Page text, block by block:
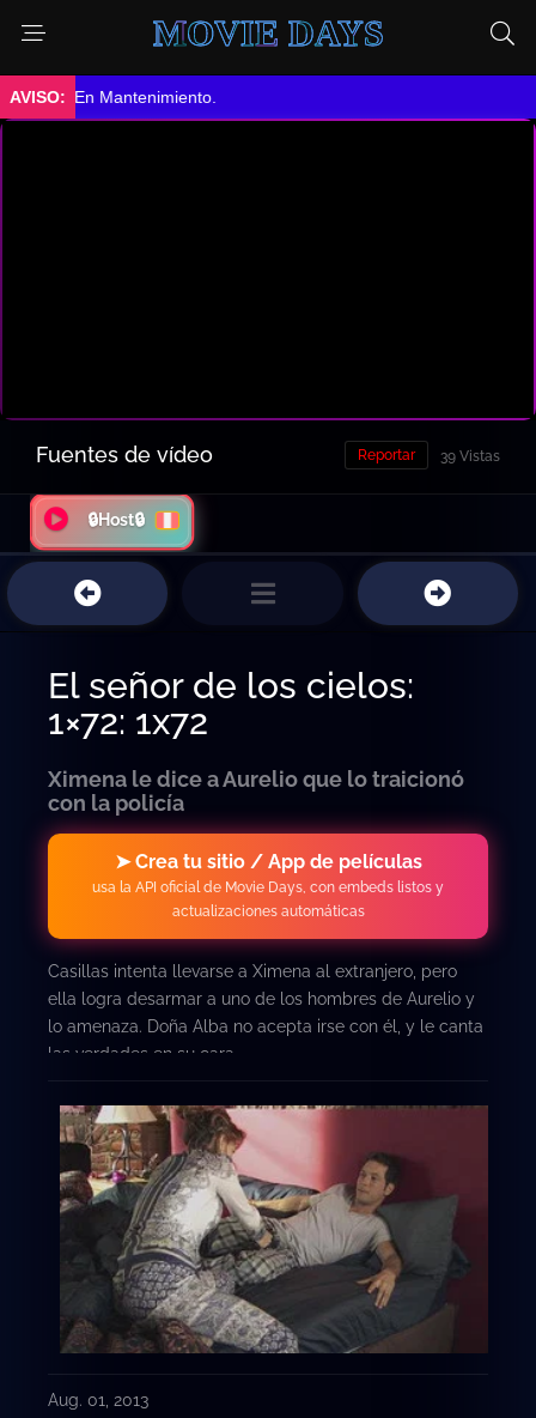
MOVIE DAYS
➤ En Mantenimiento.
Fuentes de vídeo 39 Vistas
Reportar
🔒Host🔒
El señor de los cielos:
1×72: 1x72
Ximena le dice a Aurelio que lo traicionó
con la policía
➤ Crea tu sitio / App de películas
usa la API oficial de Movie Days, con embeds listos y
actualizaciones automáticas
Casillas intenta llevarse a Ximena al extranjero, pero
ella logra desarmar a uno de los hombres de Aurelio y
lo amenaza. Doña Alba no acepta irse con él, y le canta
las verdades en su cara.
Aug. 01, 2013